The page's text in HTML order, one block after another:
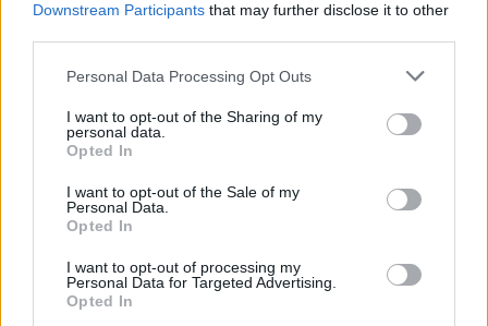
Downstream Participants that may further disclose it to other
Personal Data Processing Opt Outs
I want to opt-out of the Sharing of my
personal data.
Opted In
I want to opt-out of the Sale of my
Personal Data.
Opted In
I want to opt-out of processing my
Personal Data for Targeted Advertising.
Opted In
Vous aurez besoin de 2 cuillères à café de miel, 1 cuillère
à café de cannelle et 250 ml d’eau. Portez l’eau à
récipient et laissez reposer jusqu’à ce que la préparation
refroidisse.
Ensuite, une fois que la première étape de la recette est
rajoutez jamais le miel pendant que l’eau est encore
bouillante, il perdrait toutes ses propriétés.
Buvez-en la moitié avant d’aller au lit et gardez le reste
pour le lendemain matin avant le petit-déjeuner. Veillez à